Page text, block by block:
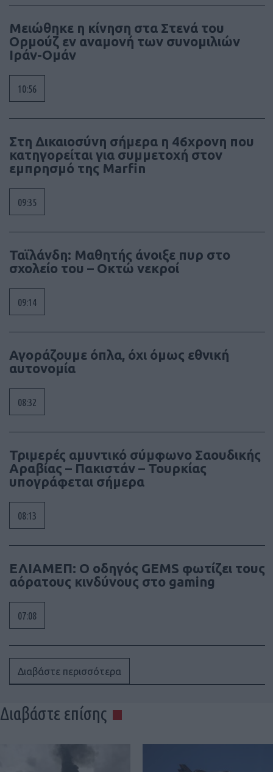
Μειώθηκε η κίνηση στα Στενά του
Ορμούζ εν αναμονή των συνομιλιών
Ιράν-Ομάν
10:56
Στη Δικαιοσύνη σήμερα η 46χρονη που
κατηγορείται για συμμετοχή στον
εμπρησμό της Marfin
09:35
Ταϊλάνδη: Μαθητής άνοιξε πυρ στο
σχολείο του – Οκτώ νεκροί
09:14
Αγοράζουμε όπλα, όχι όμως εθνική
αυτονομία
08:32
Τριμερές αμυντικό σύμφωνο Σαουδικής
Αραβίας – Πακιστάν – Τουρκίας
υπογράφεται σήμερα
08:13
ΕΛΙΑΜΕΠ: Ο οδηγός GEMS φωτίζει τους
αόρατους κινδύνους στο gaming
07:08
Διαβάστε περισσότερα
Διαβάστε επίσης